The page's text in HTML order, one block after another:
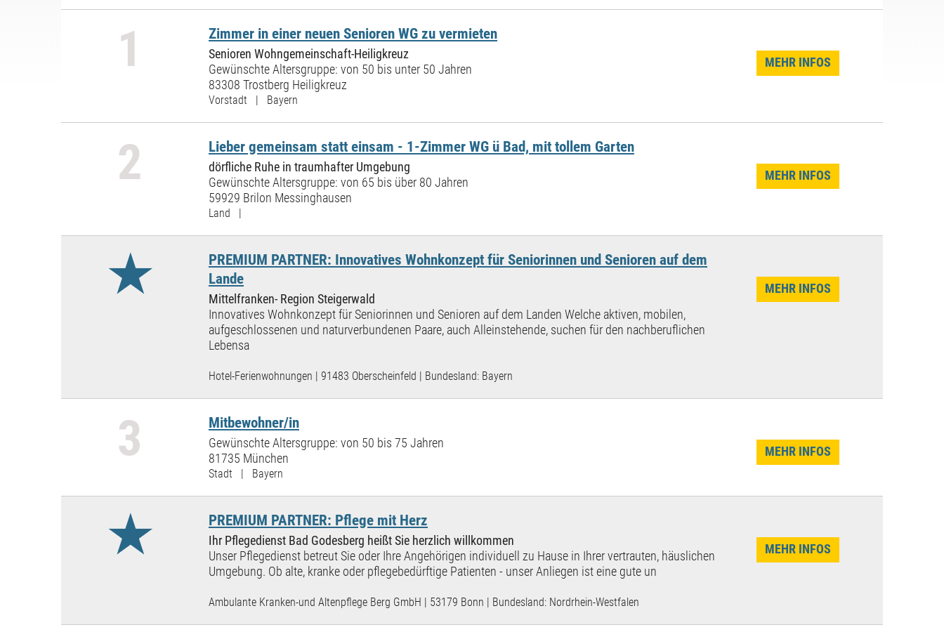
1 Zimmer in einer neuen Senioren WG zu vermieten
Senioren Wohngemeinschaft-Heiligkreuz
Gewünschte Altersgruppe: von 50 bis unter 50 Jahren
83308 Trostberg Heiligkreuz
Vorstadt | Bayern
MEHR INFOS
2 Lieber gemeinsam statt einsam - 1-Zimmer WG ü Bad, mit tollem Garten
dörfliche Ruhe in traumhafter Umgebung
Gewünschte Altersgruppe: von 65 bis über 80 Jahren
59929 Brilon Messinghausen
Land |
MEHR INFOS
★
PREMIUM PARTNER: Innovatives Wohnkonzept für Seniorinnen und Senioren auf dem
Lande
Mittelfranken- Region Steigerwald
Innovatives Wohnkonzept für Seniorinnen und Senioren auf dem Landen Welche aktiven, mobilen,
aufgeschlossenen und naturverbundenen Paare, auch Alleinstehende, suchen für den nachberuflichen
Lebensa
Hotel-Ferienwohnungen | 91483 Oberscheinfeld | Bundesland: Bayern
MEHR INFOS
3 Mitbewohner/in
Gewünschte Altersgruppe: von 50 bis 75 Jahren
81735 München
Stadt | Bayern
MEHR INFOS
★ PREMIUM PARTNER: Pflege mit Herz
Ihr Pflegedienst Bad Godesberg heißt Sie herzlich willkommen
Unser Pflegedienst betreut Sie oder Ihre Angehörigen individuell zu Hause in Ihrer vertrauten, häuslichen
Umgebung. Ob alte, kranke oder pflegebedürftige Patienten - unser Anliegen ist eine gute un
Ambulante Kranken-und Altenpflege Berg GmbH | 53179 Bonn | Bundesland: Nordrhein-Westfalen
MEHR INFOS